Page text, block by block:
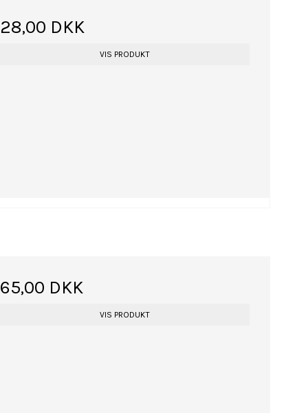
28,00 DKK
VIS PRODUKT
65,00 DKK
VIS PRODUKT